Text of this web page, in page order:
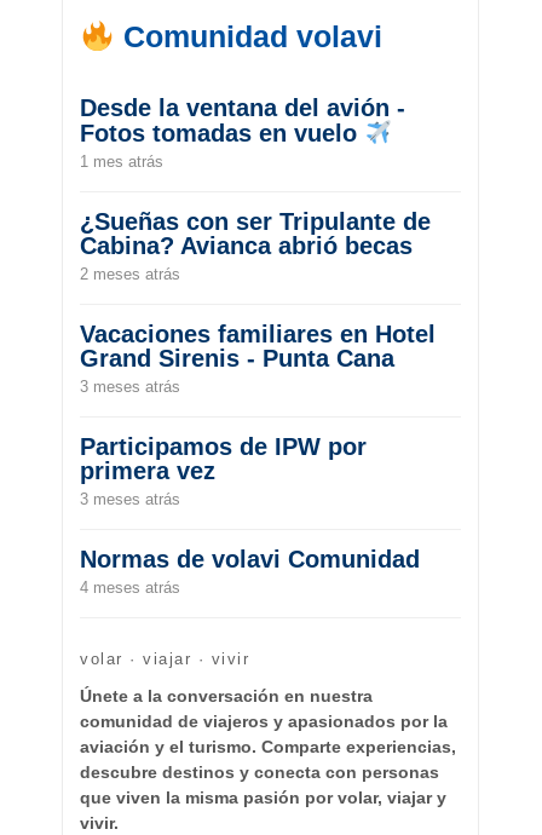
Comunidad volavi
Desde la ventana del avión -
Fotos tomadas en vuelo
1 mes atrás
¿Sueñas con ser Tripulante de
Cabina? Avianca abrió becas
2 meses atrás
Vacaciones familiares en Hotel
Grand Sirenis - Punta Cana
3 meses atrás
Participamos de IPW por
primera vez
3 meses atrás
Normas de volavi Comunidad
4 meses atrás
volar · viajar · vivir
Únete a la conversación en nuestra
comunidad de viajeros y apasionados por la
aviación y el turismo. Comparte experiencias,
descubre destinos y conecta con personas
que viven la misma pasión por volar, viajar y
vivir.